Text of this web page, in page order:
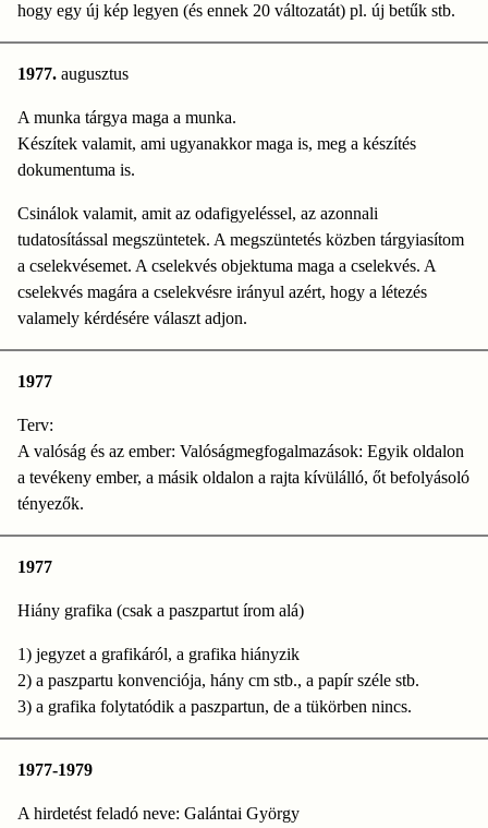
hogy egy új kép legyen (és ennek 20 változatát) pl. új betűk stb.
1977. augusztus
A munka tárgya maga a munka.
Készítek valamit, ami ugyanakkor maga is, meg a készítés
dokumentuma is.
Csinálok valamit, amit az odafigyeléssel, az azonnali
tudatosítással megszüntetek. A megszüntetés közben tárgyiasítom
a cselekvésemet. A cselekvés objektuma maga a cselekvés. A
cselekvés magára a cselekvésre irányul azért, hogy a létezés
valamely kérdésére választ adjon.
1977
Terv:
A valóság és az ember: Valóságmegfogalmazások: Egyik oldalon
a tevékeny ember, a másik oldalon a rajta kívülálló, őt befolyásoló
tényezők.
1977
Hiány grafika (csak a paszpartut írom alá)
1) jegyzet a grafikáról, a grafika hiányzik
2) a paszpartu konvenciója, hány cm stb., a papír széle stb.
3) a grafika folytatódik a paszpartun, de a tükörben nincs.
1977-1979
A hirdetést feladó neve: Galántai György